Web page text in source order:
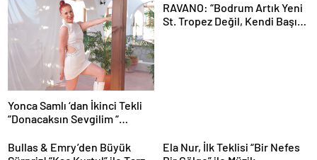
Yonca Samlı ‘dan İkinci Tekli
“Donacaksın Sevgilim “
RAVANO: “Bodrum Artık Yeni
St. Tropez Değil, Kendi Başına
Bullas & Emry’den Büyük
Ela Nur, İlk Teklisi “Bir Nefes